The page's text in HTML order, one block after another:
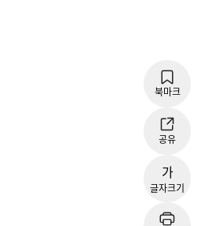
북마크
공유
가
글자크기